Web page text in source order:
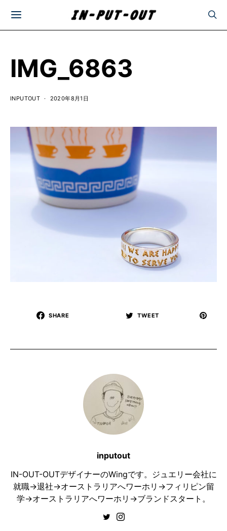
IMG_6863
INPUTOUT 2020年8月1日
SHARE TWEET
inputout
IN-OUT-OUTデザイナーのWingです。ジュエリー会社に
就職→退社→オーストラリアへワーホリ→フィリピン留
学→オーストラリアへワーホリ→ブランドスタート。